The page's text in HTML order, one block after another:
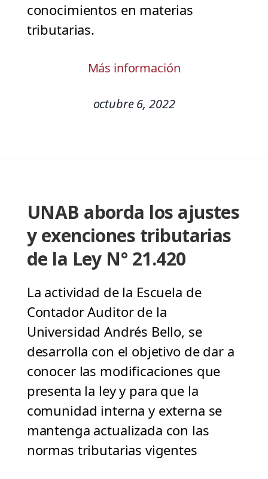
conocimientos en materias
tributarias.
Más información
octubre 6, 2022
UNAB aborda los ajustes
y exenciones tributarias
de la Ley N° 21.420
La actividad de la Escuela de
Contador Auditor de la
Universidad Andrés Bello, se
desarrolla con el objetivo de dar a
conocer las modificaciones que
presenta la ley y para que la
comunidad interna y externa se
mantenga actualizada con las
normas tributarias vigentes